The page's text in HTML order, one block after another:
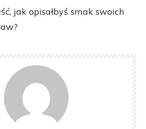
jak opisałbyś smak swoich